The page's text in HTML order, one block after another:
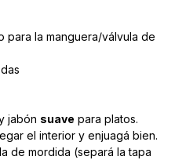
para la manguera/válvula de
jabón suave para platos.
el interior y enjuagá bien.
de mordida (separá la tapa